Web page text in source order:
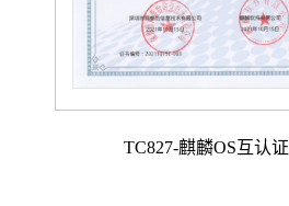
TC827-麒麟OS互认证